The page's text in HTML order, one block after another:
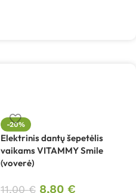
-20%
Elektrinis dantų šepetėlis
vaikams VITAMMY Smile
(voverė)
11,00€ 8,80 €